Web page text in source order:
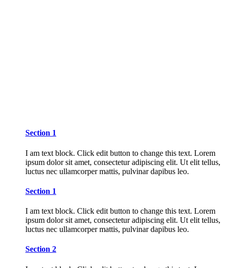
Section 1
I am text block. Click edit button to change this text. Lorem
ipsum dolor sit amet, consectetur adipiscing elit. Ut elit tellus,
luctus nec ullamcorper mattis, pulvinar dapibus leo.
Section 1
I am text block. Click edit button to change this text. Lorem
ipsum dolor sit amet, consectetur adipiscing elit. Ut elit tellus,
luctus nec ullamcorper mattis, pulvinar dapibus leo.
Section 2